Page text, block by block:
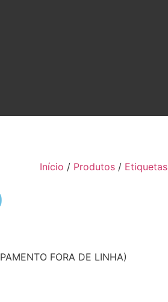
Início / Produtos / Etiquetas
FORA DE LINHA)